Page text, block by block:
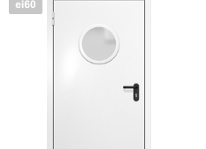
Огнестойкость
не важно